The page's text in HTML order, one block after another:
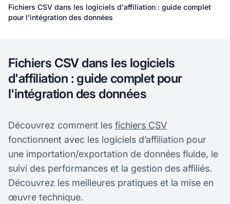
Home
Fichiers CSV dans les logiciels d'affiliation : guide complet
pour l'intégration des données
Fichiers CSV dans les logiciels
d'affiliation : guide complet pour
l'intégration des données
Découvrez comment les fichiers CSV
fonctionnent avec les logiciels d’affiliation pour
une importation/exportation de données fluide, le
suivi des performances et la gestion des affiliés.
Découvrez les meilleures pratiques et la mise en
œuvre technique.